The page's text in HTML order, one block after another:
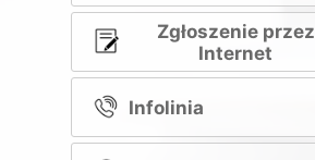
Zgłoszenie przez
Internet
Infolinia